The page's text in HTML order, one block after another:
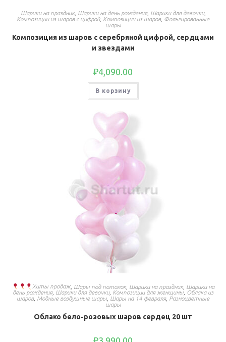
Шарики на праздник, Шарики на день рождения, Шарики для девочки,
Композиции из шаров с цифрой, Композиции из шаров, Фольгированные
шары
Композиция из шаров с серебряной цифрой, сердцами
и звездами
₽4,090.00
В корзину
Хиты продаж, Шары под потолок, Шарики на праздник, Шарики на
день рождения, Шарики для девочки, Композиции для женщины Облака из
шаров, Модные воздушные шары Шары на 14 февраля, Разноцветные
шары
Облако бело-розовых шаров сердец 20 шт